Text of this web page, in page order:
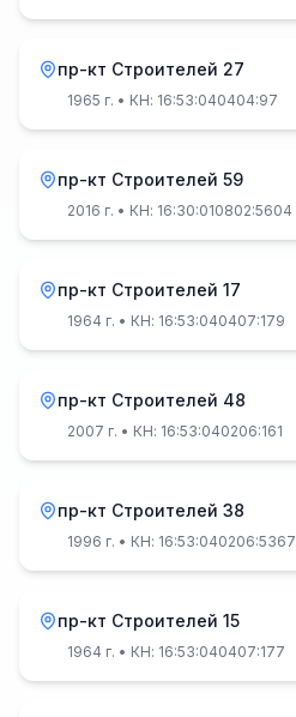
пр-кт Строителей 27
1965 г. • КН: 16:53:040404:97
пр-кт Строителей 59
2016 г. • КН: 16:30:010802:5604
пр-кт Строителей 17
1964 г. • КН: 16:53:040407:179
пр-кт Строителей 48
2007 г. • КН: 16:53:040206:161
пр-кт Строителей 38
1996 г. • КН: 16:53:040206:5367
пр-кт Строителей 15
1964 г. • КН: 16:53:040407:177